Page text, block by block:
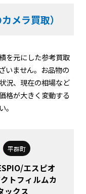
メラ買取）
を元にした参考買取
いません。お品物の
況、現在の相場など
格が大きく変動する
平群町
エスピオ
トフィルムカ
ックス